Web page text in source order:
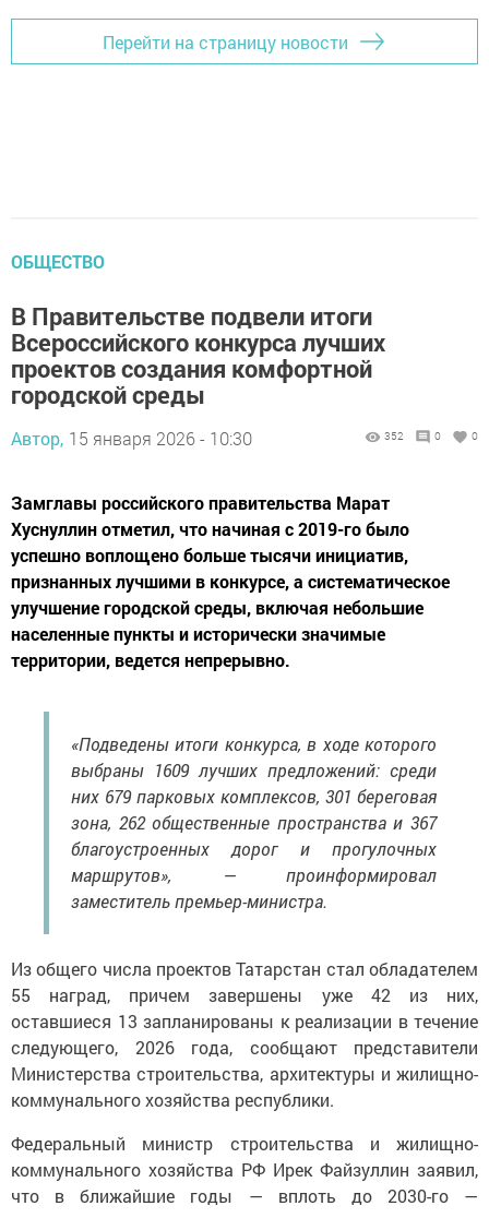
Перейти на страницу новости
ОБЩЕСТВО
В Правительстве подвели итоги
Всероссийского конкурса лучших
проектов создания комфортной
городской среды
Автор, 15 января 2026 - 10:30 352 0 0
Замглавы российского правительства Марат
Хуснуллин отметил, что начиная с 2019-го было
успешно воплощено больше тысячи инициатив,
признанных лучшими в конкурсе, а систематическое
улучшение городской среды, включая небольшие
населенные пункты и исторически значимые
территории, ведется непрерывно.
«Подведены итоги конкурса, в ходе которого
выбраны 1609 лучших предложений: среди
них 679 парковых комплексов, 301 береговая
зона, 262 общественные пространства и 367
благоустроенных дорог и прогулочных
маршрутов», — проинформировал
заместитель премьер-министра.
Из общего числа проектов Татарстан стал обладателем
55 наград, причем завершены уже 42 из них,
оставшиеся 13 запланированы к реализации в течение
следующего, 2026 года, сообщают представители
Министерства строительства, архитектуры и жилищно-
коммунального хозяйства республики.
Федеральный министр строительства и жилищно-
коммунального хозяйства РФ Ирек Файзуллин заявил,
что в ближайшие годы — вплоть до 2030-го —